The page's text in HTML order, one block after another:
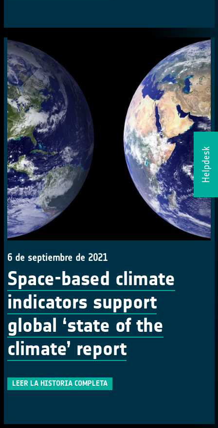
Helpdesk
6 de septiembre de 2021
Space-based climate
indicators support
global ‘state of the
climate’ report
LEER LA HISTORIA COMPLETA